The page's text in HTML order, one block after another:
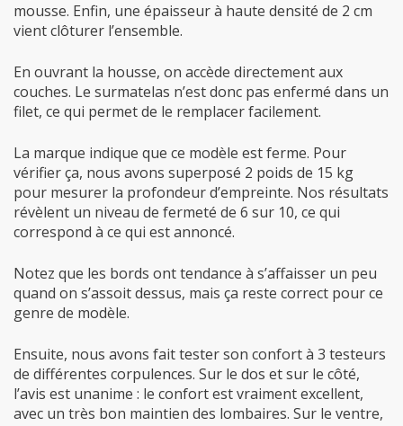
mousse. Enfin, une épaisseur à haute densité de 2 cm
vient clôturer l’ensemble.
En ouvrant la housse, on accède directement aux
couches. Le surmatelas n’est donc pas enfermé dans un
filet, ce qui permet de le remplacer facilement.
La marque indique que ce modèle est ferme. Pour
vérifier ça, nous avons superposé 2 poids de 15 kg
pour mesurer la profondeur d’empreinte. Nos résultats
révèlent un niveau de fermeté de 6 sur 10, ce qui
correspond à ce qui est annoncé.
Notez que les bords ont tendance à s’affaisser un peu
quand on s’assoit dessus, mais ça reste correct pour ce
genre de modèle.
Ensuite, nous avons fait tester son confort à 3 testeurs
de différentes corpulences. Sur le dos et sur le côté,
l’avis est unanime : le confort est vraiment excellent,
avec un très bon maintien des lombaires. Sur le ventre,